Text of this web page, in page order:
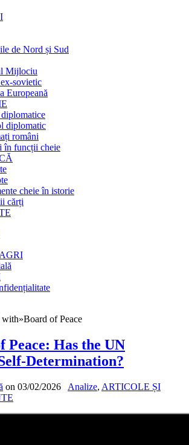
de Nord și Sud
Mijlociu
sovietic
Europeană
diplomatic
români
în funcții cheie
cheie în istorie
cărți
with»Board of Peace
Peace: Has the UN
Determination?
on 03/02/2026 Analize, ARTICOLE ȘI